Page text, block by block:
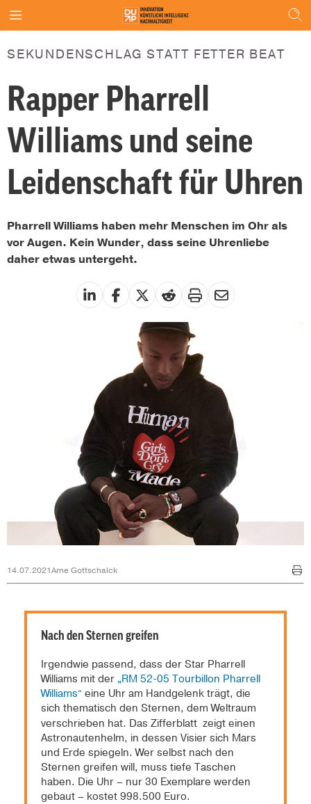
SEKUNDENSCHLAG STATT FETTER BEAT
Rapper Pharrell
Williams und seine
Leidenschaft für Uhren
Pharrell Williams haben mehr Menschen im Ohr als
vor Augen. Kein Wunder, dass seine Uhrenliebe
daher etwas untergeht.
14.07.2021Arne Gottschalck
Nach den Sternen greifen
Irgendwie passend, dass der Star Pharrell
Williams mit der „RM 52-05 Tourbillon Pharrell
Williams“ eine Uhr am Handgelenk trägt, die
sich thematisch den Sternen, dem Weltraum
verschrieben hat. Das Zifferblatt zeigt einen
Astronautenhelm, in dessen Visier sich Mars
und Erde spiegeln. Wer selbst nach den
Sternen greifen will, muss tiefe Taschen
haben. Die Uhr – nur 30 Exemplare werden
gebaut – kostet 998.500 Euro.